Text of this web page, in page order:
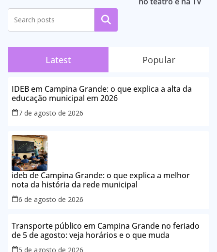
Pesquisar
Latest Popular
IDEB em Campina Grande: o que explica a alta da
educação municipal em 2026
7 de agosto de 2026
ideb de Campina Grande: o que explica a melhor
nota da história da rede municipal
6 de agosto de 2026
Transporte público em Campina Grande no feriado
de 5 de agosto: veja horários e o que muda
5 de agosto de 2026